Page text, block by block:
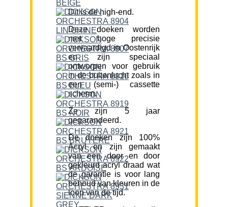
Dit is de high-end.
Deze doeken worden
met hoge precisie
vervaardigd in Oostenrijk
en zijn speciaal
ontworpen voor gebruik
in de buitenlucht zoals in
een (semi-) cassette
scherm.
Ze zijn 5 jaar
gegarandeerd.
De doeken zijn 100%
Acryl en zijn gemaakt
van een door en door
gekleurd acryl draad wat
de garantie is voor lang
behoud van kleuren in de
loop van de tijd.